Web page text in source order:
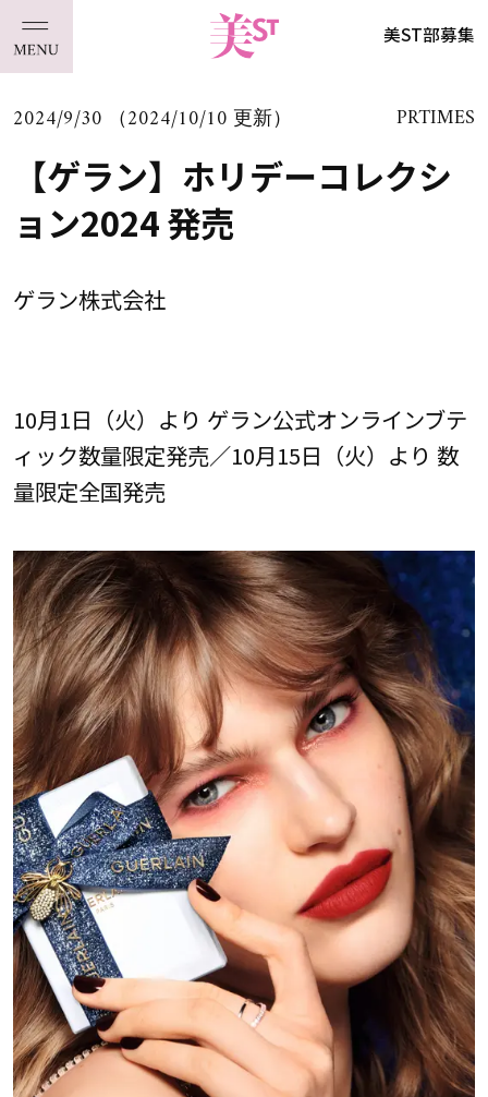
美ST部募集
2024/9/30 （2024/10/10 更新） PRTIMES
【ゲラン】ホリデーコレクシ
ョン2024 発売
ゲラン株式会社
10月1日（火）より ゲラン公式オンラインブテ
ィック数量限定発売／10月15日（火）より 数
量限定全国発売